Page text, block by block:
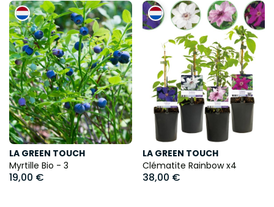
LA GREEN TOUCH
Myrtille Bio - 3
19,00 €
LA GREEN TOUCH
Clématite Rainbow x4
38,00 €